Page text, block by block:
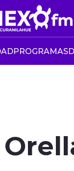
PROGRAMAS